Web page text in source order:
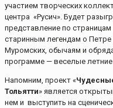
участием творческих
центра «Русич». Будет
представление по страницам
старинным легендам о
Муромских, обычаям и
программе — веселые
Напомним, проект «
Тольятти» является
нем и выступить на